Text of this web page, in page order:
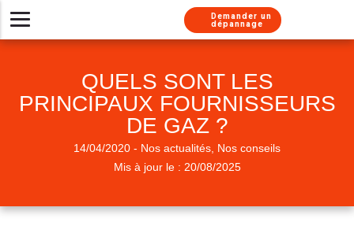
Aller au menu
Aller au contenuDemander un
dépannage
Chaudière gaz
Pompe à chaleur
Chaudière fioul
Chauffe-eau thermodynamique
Chauffe eau gaz
Chaudière gaz
Chauffe-eau gaz
Pompe à chaleur
Chauffe-eau thermodynamique
Chaudière fioul
Besoin de conseils
Chaudière gaz
Pompe à chaleur
Climatisation
Chauffe-eau gaz
Pompes à chaleur
Climatisations réversibles
Nos métiers
Nos services
Nos labels
Nous rejoindre
Nos engagements
QUELS SONT LES
PRINCIPAUX FOURNISSEURS
DE GAZ ?
14/04/2020 - Nos actualités, Nos conseils
Mis à jour le : 20/08/2025